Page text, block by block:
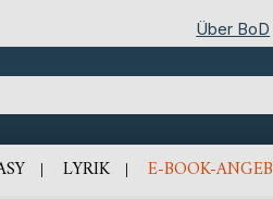
Über BoD
LYRIK E-BOOK-